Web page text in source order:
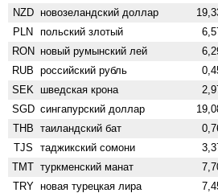
NZD ново­зеландский доллар
PLN польский злотый
RON новый румынский лей
RUB российский рубль
SEK шведская крона
SGD сингапурский доллар
THB таиландский бат
TJS таджикский сомони
TMT туркменский манат
TRY новая турецкая лира